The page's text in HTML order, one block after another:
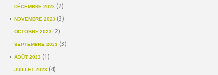
DÉCEMBRE 2023 (2)
NOVEMBRE 2023 (3)
OCTOBRE 2023 (2)
SEPTEMBRE 2023 (3)
AOÛT 2023 (1)
JUILLET 2023 (4)